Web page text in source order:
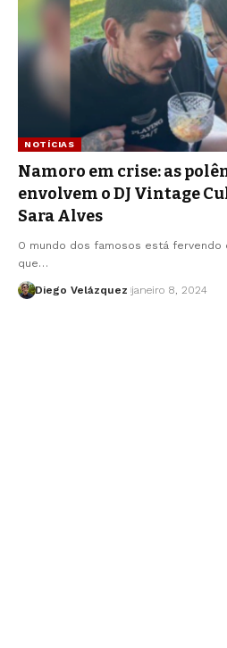
NOTÍCIAS
Namoro em crise: as
envolvem o DJ Vintage
Sara Alves
O mundo dos famosos está
que…
Diego Velázquez janeiro 8, 2024